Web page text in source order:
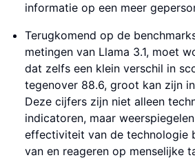
informatie op een meer
Terugkomend op de
metingen van Llama 3.1, moet
dat zelfs een klein verschil in
tegenover 88.6, groot kan zijn
Deze cijfers zijn niet alleen
indicatoren, maar
effectiviteit van de technologie
van en reageren op menselijke